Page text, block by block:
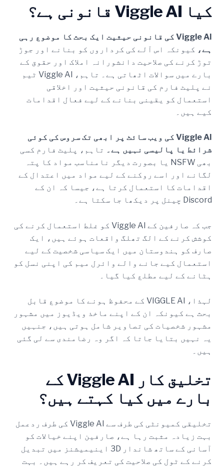
کیا Viggle AI قانونی ہے؟
Viggle AI کی قانونی حیثیت ایک بحث کا موضوع رہی
ہے، کیونکہ اس آلے کی کرداروں کو بنانے اور جوڑ
توڑ کرنے کی صلاحیت دانشورانہ املاک اور حقوق کے
بارے میں سوالات اٹھاتی ہے۔ تاہم، Viggle AI ٹیم
نے پلیٹ فارم کی قانونی حیثیت اور اخلاقی
استعمال کو یقینی بنانے کے لیے فعال اقدامات
کیے ہیں۔
Viggle AI کی ویب سائٹ پر ابھی تک سروس کی کوئی
شرائط یا پالیسی نہیں ہے۔ تاہم، پلیٹ فارم کسی
بھی NSFW یا بصورت دیگر نامناسب مواد کا پتہ
لگانے اور اسے روکنے کے لیے مواد میں اعتدال کے
اقدامات کا استعمال کرتا ہے، جیسا کہ ان کے
Discord چینل پر دیکھا جا سکتا ہے۔
جب کہ صارفین کے Viggle AI کو غلط استعمال کرنے کی
کوشش کرنے کے الگ تھلگ واقعات ہوئے ہیں، ایک
صارف کو ہندوستان میں ایک سیاسی شخصیت کے لیے
استعمال کیے جانے والے وائرل میم کی اپنی نسل کو
ہٹانے کے لیے مطلع کیا گیا۔
لہذا، VIGGLE AI کے محفوظ ہونے کا موضوع قابل
بحث ہے کیونکہ ان کے اپنے ماخذ ویڈیوز میں مشہور
مشہور شخصیات کی تصاویر شامل ہوتی ہیں، جنہیں
یہ نہیں بتایا جاتا کہ اگر وہ رضامندی سے لی گئی
ہیں۔
تخلیق کار Viggle AI کے
بارے میں کیا کہتے ہیں؟
تخلیقی کمیونٹی کی طرف سے Viggle AI کی طرف ردعمل
بہت زیادہ مثبت رہا ہے، صارفین اپنے خیالات کو
آسانی کے ساتھ شاندار 3D اینیمیشنز میں تبدیل
کرنے کے ٹول کی صلاحیت کی تعریف کر رہے ہیں۔ بہت